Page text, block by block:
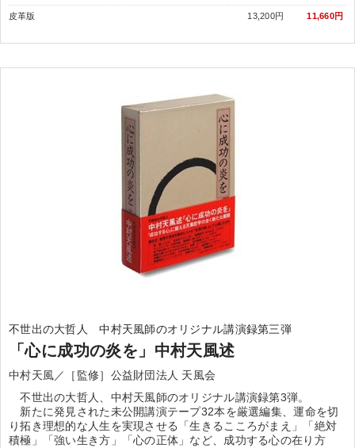
皮革版 13,200円 11,660円
不世出の大哲人 中村天風師のオリジナル講演録第三弾
「心に成功の炎を」中村天風述
中村天風／［監修］公益財団法人 天風会
不世出の大哲人、中村天風師のオリジナル講演録第3弾。
新たに発見された未公開講演テープ32本を厳選編集、運命を切
り拓き理想的な人生を実現させる「生きるこころがまえ」「絶対
積極」「強い生き方」「心の正体」など、成功する心の在り方